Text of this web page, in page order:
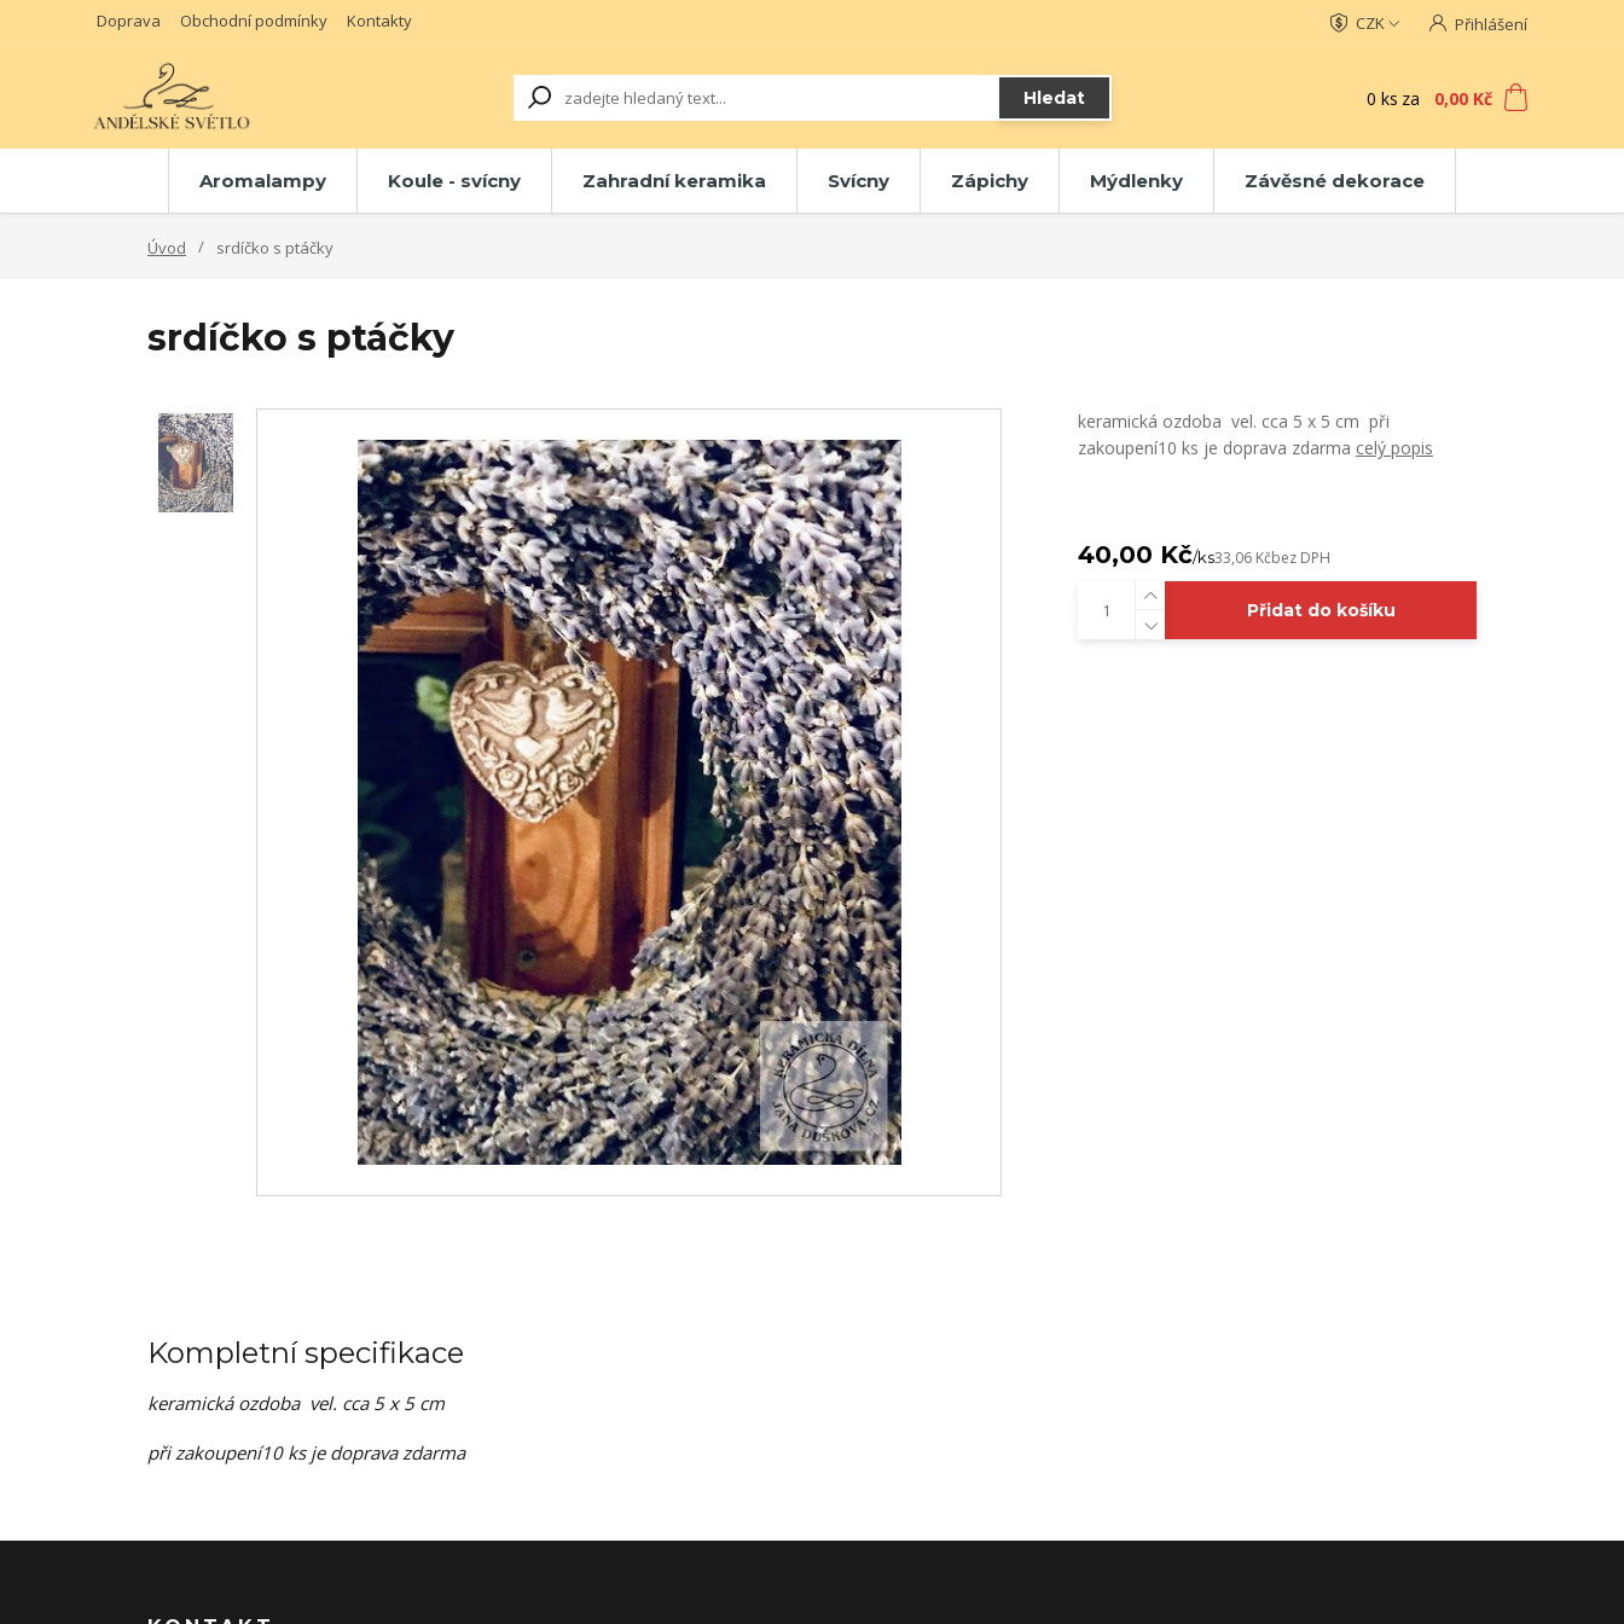
Doprava Obchodní podmínky Kontakty CZK Přihlášení
Hledat 0 ks za 0,00 Kč
Aromalampy Koule - svícny Zahradní keramika Svícny Zápichy Mýdlenky Závěsné dekorace
Úvod srdíčko s ptáčky
srdíčko s ptáčky
keramická ozdoba vel. cca 5 x 5 cm při
zakoupení10 ks je doprava zdarma celý popis
40,00 Kč/ks33,06 Kčbez DPH
Přidat do košíku
Kompletní specifikace
keramická ozdoba vel. cca 5 x 5 cm
při zakoupení10 ks je doprava zdarma